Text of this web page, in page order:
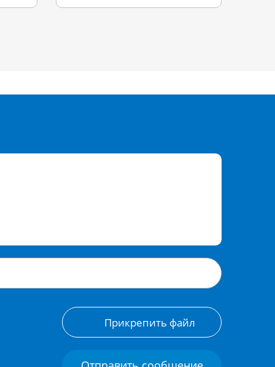
Прикрепить файл